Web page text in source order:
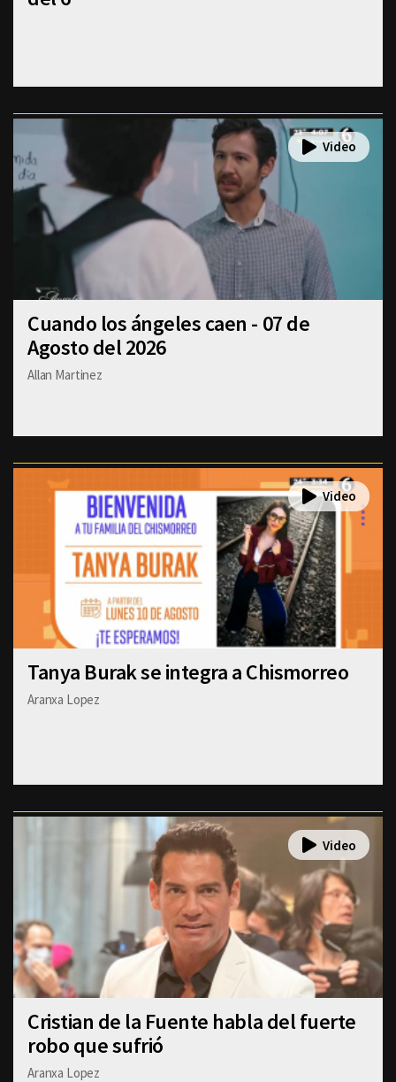
Cuando los ángeles caen - 07 de
Agosto del 2026
Allan Martinez
Tanya Burak se integra a Chismorreo
Aranxa Lopez
Cristian de la Fuente habla del fuerte
robo que sufrió
Aranxa Lopez